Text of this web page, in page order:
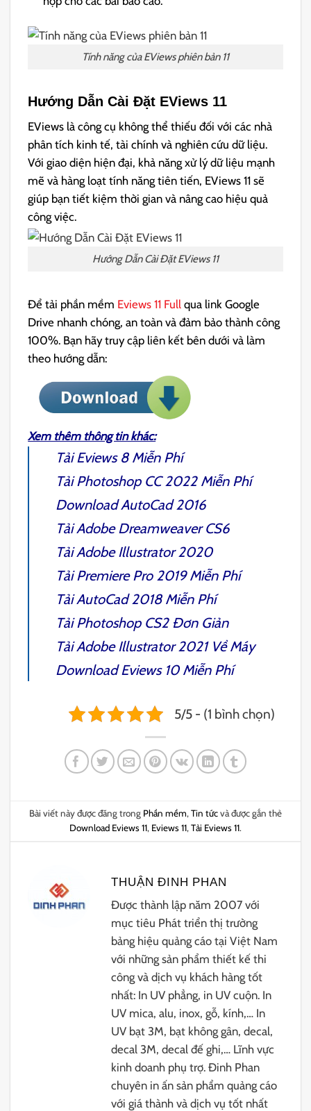
Tính năng của EViews phiên bản 11
Hướng Dẫn Cài Đặt EViews 11
EViews là công cụ không thể thiếu đối với các nhà
phân tích kinh tế, tài chính và nghiên cứu dữ liệu.
Với giao diện hiện đại, khả năng xử lý dữ liệu mạnh
mẽ và hàng loạt tính năng tiên tiến, EViews 11 sẽ
giúp bạn tiết kiệm thời gian và nâng cao hiệu quả
công việc.
Hướng Dẫn Cài Đặt EViews 11
Để tải phần mềm Eviews 11 Fullqua link Google
Drive nhanh chóng, an toàn và đảm bảo thành công
100%. Bạn hãy truy cập liên kết bên dưới và làm
theo hướng dẫn:
Xem thêm thông tin khác:
TảiEviews 8Miễn Phí
TảiPhotoshop CC 2022Miễn Phí
DownloadAutoCad 2016
TảiAdobe Dreamweaver CS6
TảiAdobe Illustrator 2020
TảiPremiere Pro 2019Miễn Phí
TảiAutoCad 2018 Miễn Phí
TảiPhotoshop CS2Đơn Giản
TảiAdobe Illustrator 2021Về Máy
DownloadEviews 10Miễn Phí
5/5 - (1 bình chọn)
Bài viết này được đăng trong Phần mềm, Tin tứcvà được gắn thẻ
Download Eviews 11, Eviews 11, Tải Eviews 11.
THUẬN ĐINH PHAN
Được thành lập năm 2007 với
mục tiêu Phát triển thị trường
bảng hiệu quảng cáo tại Việt Nam
với những sản phẩm thiết kế thi
công và dịch vụ khách hàng tốt
nhất: In UV phẳng, in UV cuộn. In
UV mica, alu, inox, gỗ, kính,… In
UV bạt 3M, bạt không gân, decal,
decal 3M, decal đế ghi,… Lĩnh vực
kinh doanh phụ trợ. Đinh Phan
chuyên in ấn sản phẩm quảng cáo
với giá thành và dịch vụ tốt nhất